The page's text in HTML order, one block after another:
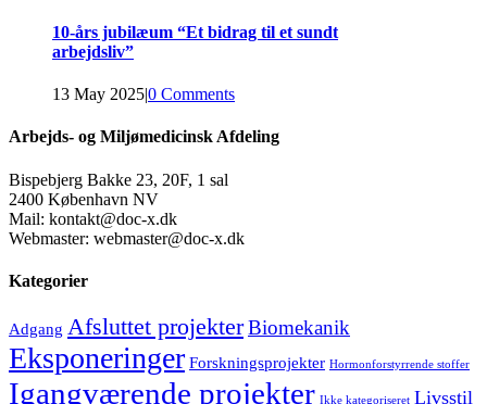
10-års jubilæum “Et bidrag til et sundt
arbejdsliv”
13 May 2025|0 Comments
Arbejds- og Miljømedicinsk Afdeling
Bispebjerg Bakke 23, 20F, 1 sal
2400 København NV
Mail: kontakt@doc-x.dk
Webmaster: webmaster@doc-x.dk
Kategorier
Adgang Afsluttet projekterBiomekanik
Eksponeringer Forskningsprojekter Hormonforstyrrende stoffer
Igangværende projekter Ikke kategoriseret Livsstil